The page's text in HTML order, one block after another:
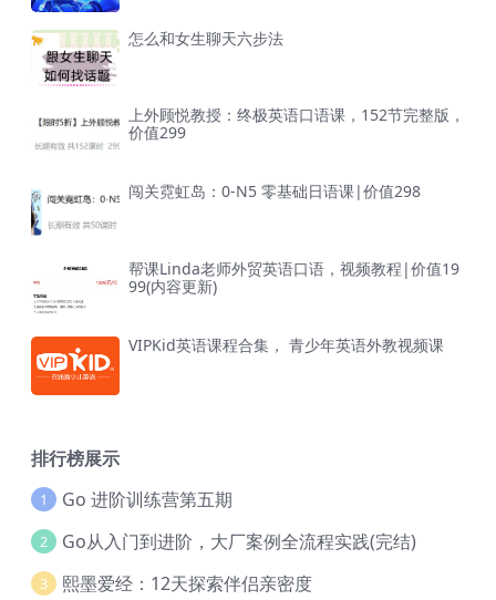
怎么和女生聊天六步法
上外顾悦教授：终极英语口语课，152节完整版，
价值299
闯关霓虹岛：0-N5 零基础日语课|价值298
帮课Linda老师外贸英语口语，视频教程|价值19
99(内容更新)
VIPKid英语课程合集， 青少年英语外教视频课
排行榜展示
1 Go 进阶训练营第五期
2 Go从入门到进阶，大厂案例全流程实践(完结)
3 熙墨爱经：12天探索伴侣亲密度